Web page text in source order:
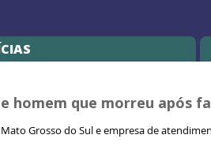
homem que morreu após
Grosso do Sul e empresa de